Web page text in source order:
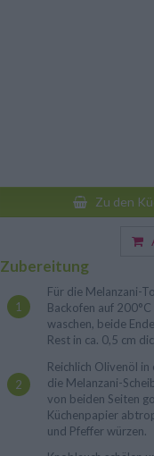
Zu den
Zubereitung
Für die Melanzani-
Backofen auf
waschen, beide
Rest in ca. 0,5 cm
Reichlich Olivenöl
die Melanzani-
von beiden Seiten
Küchenpapier
und Pfeffer würzen.